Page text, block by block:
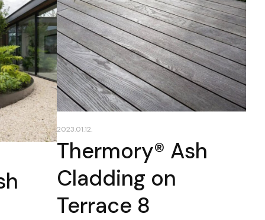
2023.01.12.
Thermory® Ash
Cladding on
Terrace 8